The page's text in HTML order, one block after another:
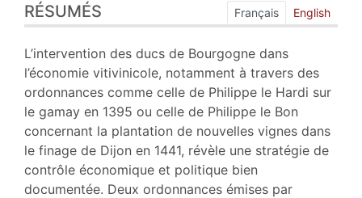
Index
Plan
Texte
Bibliographie
Annexe
Notes
Citer cet article
Auteur
RÉSUMÉS Français English
L’intervention des ducs de Bourgogne dans
l’économie vitivinicole, notamment à travers des
ordonnances comme celle de Philippe le Hardi sur
le gamay en 1395 ou celle de Philippe le Bon
concernant la plantation de nouvelles vignes dans
le finage de Dijon en 1441, révèle une stratégie de
contrôle économique et politique bien
documentée. Deux ordonnances émises par